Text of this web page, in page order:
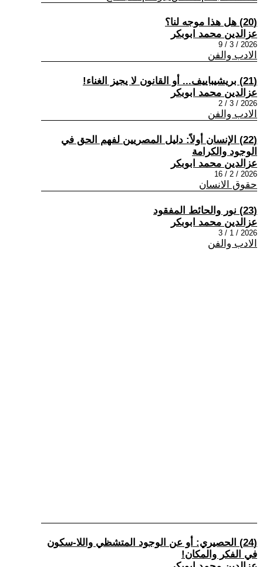
(20) هل هذا موجه لنا؟
عزالدين محمد ابوبكر
2026 / 3 / 9
الادب والفن
(21) بريشيباييف... أو القانون لا يجيز الغناء!
عزالدين محمد ابوبكر
2026 / 3 / 2
الادب والفن
(22) الإنسان أولاً: دليل المصريين لفهم الحق في
الوجود والكرامة
عزالدين محمد ابوبكر
2026 / 2 / 16
حقوق الانسان
(23) نور والحائط المفقود
عزالدين محمد ابوبكر
2026 / 1 / 3
الادب والفن
(24) الحصيري: أو عن الوجود المتشظي واللا-سكون
في الفكر والمكان!